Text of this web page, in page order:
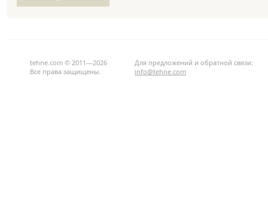
tehne.com © 2011—2026
Все права защищены.
Для предложений и обратной связи:
info@tehne.com